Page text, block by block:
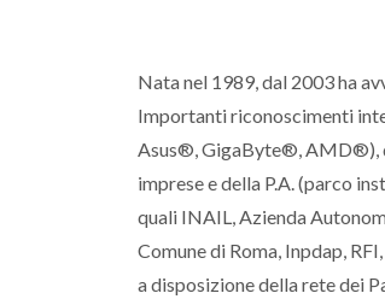
Nata nel 1989, dal 2003 ha
Importanti riconoscimenti
Asus®, GigaByte®, AMD®),
imprese e della P.A. (parco
quali INAIL, Azienda
Comune di Roma, Inpdap,
a disposizione della rete dei